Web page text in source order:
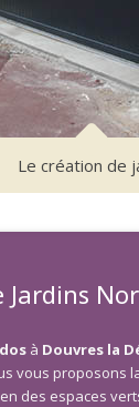
Le création de
Jardins
à Douvres la
vous proposons
des espaces